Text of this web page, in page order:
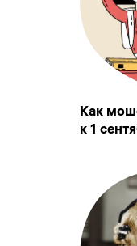
Как
к 1